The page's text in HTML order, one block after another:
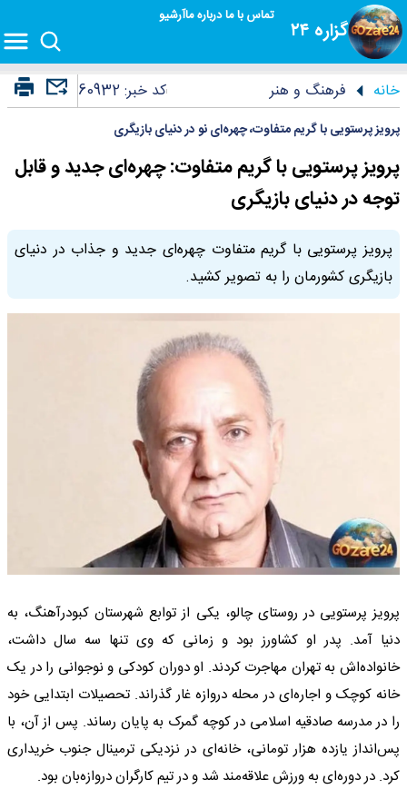
گزاره ۲۴
تماس با مادرباره ماآرشیو
خانه فرهنگ و هنر کد خبر:60932
پرویز پرستویی با گریم متفاوت، چهره‌ای نو در دنیای بازیگری
پرویز پرستویی با گریم متفاوت: چهره‌ای جدید و قابل
توجه در دنیای بازیگری
پرویز پرستویی با گریم متفاوت چهره‌ای جدید و جذاب در دنیای
بازیگری کشورمان را به تصویر کشید.
پرویز پرستویی در روستای چالو، یکی از توابع شهرستان کبودرآهنگ، به
دنیا آمد. پدر او کشاورز بود و زمانی که وی تنها سه سال داشت،
خانواده‌اش به تهران مهاجرت کردند. او دوران کودکی و نوجوانی را در یک
خانه کوچک و اجاره‌ای در محله دروازه غار گذراند. تحصیلات ابتدایی خود
را در مدرسه صادقیه اسلامی در کوچه گمرک به پایان رساند. پس از آن، با
پس‌انداز یازده هزار تومانی، خانه‌ای در نزدیکی ترمینال جنوب خریداری
کرد. در دوره‌ای به ورزش علاقه‌مند شد و در تیم کارگران دروازه‌بان بود.